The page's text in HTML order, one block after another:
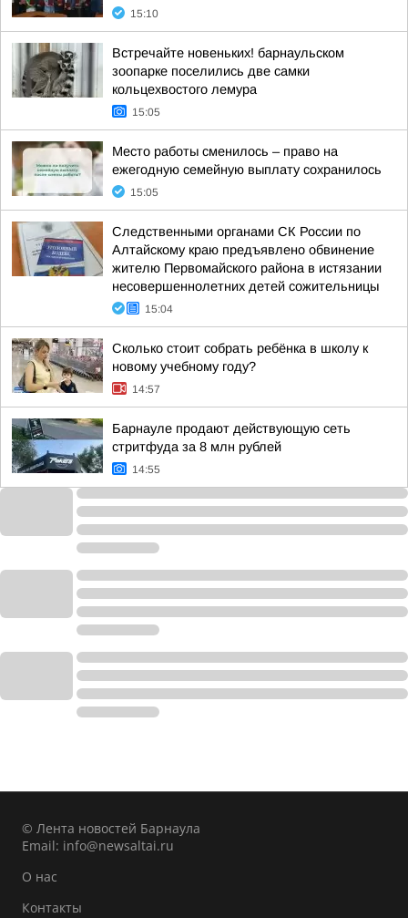
15:10
Встречайте новеньких! барнаульском
зоопарке поселились две самки
кольцехвостого лемура
15:05
Место работы сменилось – право на
ежегодную семейную выплату сохранилось
15:05
Следственными органами СК России по
Алтайскому краю предъявлено обвинение
жителю Первомайского района в истязании
несовершеннолетних детей сожительницы
15:04
Сколько стоит собрать ребёнка в школу к
новому учебному году?
14:57
Барнауле продают действующую сеть
стритфуда за 8 млн рублей
14:55
© Лента новостей Барнаула
Email: info@newsaltai.ru
О нас
Контакты